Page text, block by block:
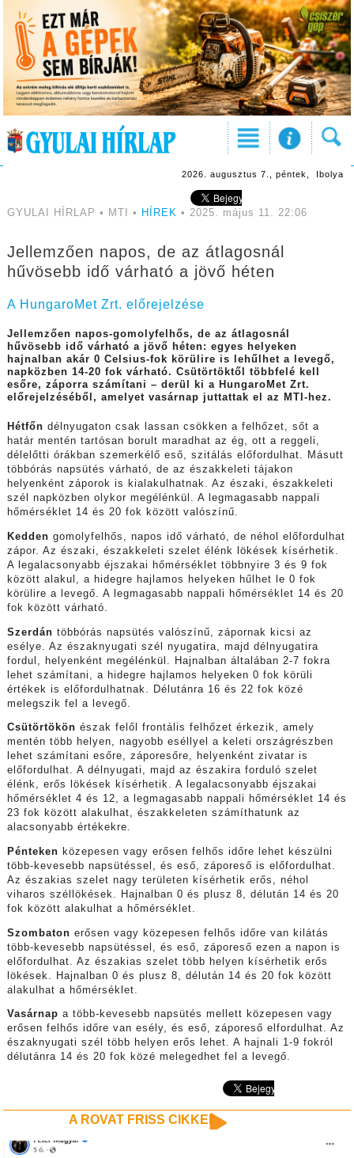
2026. augusztus 7., péntek, Ibolya
GYULAI HÍRLAP • MTI • HÍREK • 2025. május 11. 22:06
Jellemzően napos, de az átlagosnál
hűvösebb idő várható a jövő héten
A HungaroMet Zrt. előrejelzése
Jellemzően napos-gomolyfelhős, de az átlagosnál
hűvösebb idő várható a jövő héten: egyes helyeken
hajnalban akár 0 Celsius-fok körülire is lehűlhet a levegő,
napközben 14-20 fok várható. Csütörtöktől többfelé kell
esőre, záporra számítani – derül ki a HungaroMet Zrt.
előrejelzéséből, amelyet vasárnap juttattak el az MTI-hez.
Hétfőn délnyugaton csak lassan csökken a felhőzet, sőt a
határ mentén tartósan borult maradhat az ég, ott a reggeli,
délelőtti órákban szemerkélő eső, szitálás előfordulhat. Másutt
többórás napsütés várható, de az északkeleti tájakon
helyenként záporok is kialakulhatnak. Az északi, északkeleti
szél napközben olykor megélénkül. A legmagasabb nappali
hőmérséklet 14 és 20 fok között valószínű.
Kedden gomolyfelhős, napos idő várható, de néhol előfordulhat
zápor. Az északi, északkeleti szelet élénk lökések kísérhetik.
A legalacsonyabb éjszakai hőmérséklet többnyire 3 és 9 fok
között alakul, a hidegre hajlamos helyeken hűlhet le 0 fok
körülire a levegő. A legmagasabb nappali hőmérséklet 14 és 20
fok között várható.
Szerdán többórás napsütés valószínű, zápornak kicsi az
esélye. Az északnyugati szél nyugatira, majd délnyugatira
fordul, helyenként megélénkül. Hajnalban általában 2-7 fokra
lehet számítani, a hidegre hajlamos helyeken 0 fok körüli
értékek is előfordulhatnak. Délutánra 16 és 22 fok közé
melegszik fel a levegő.
Csütörtökön észak felől frontális felhőzet érkezik, amely
mentén több helyen, nagyobb eséllyel a keleti országrészben
lehet számítani esőre, záporesőre, helyenként zivatar is
előfordulhat. A délnyugati, majd az északira forduló szelet
élénk, erős lökések kísérhetik. A legalacsonyabb éjszakai
hőmérséklet 4 és 12, a legmagasabb nappali hőmérséklet 14 és
23 fok között alakulhat, északkeleten számíthatunk az
alacsonyabb értékekre.
Pénteken közepesen vagy erősen felhős időre lehet készülni
több-kevesebb napsütéssel, és eső, záporeső is előfordulhat.
Az északias szelet nagy területen kísérhetik erős, néhol
viharos széllökések. Hajnalban 0 és plusz 8, délután 14 és 20
fok között alakulhat a hőmérséklet.
Szombaton erősen vagy közepesen felhős időre van kilátás
több-kevesebb napsütéssel, és eső, záporeső ezen a napon is
előfordulhat. Az északias szelet több helyen kísérhetik erős
lökések. Hajnalban 0 és plusz 8, délután 14 és 20 fok között
alakulhat a hőmérséklet.
Vasárnap a több-kevesebb napsütés mellett közepesen vagy
erősen felhős időre van esély, és eső, záporeső elfordulhat. Az
északnyugati szél több helyen erős lehet. A hajnali 1-9 fokról
délutánra 14 és 20 fok közé melegedhet fel a levegő.
A ROVAT FRISS CIKKEI